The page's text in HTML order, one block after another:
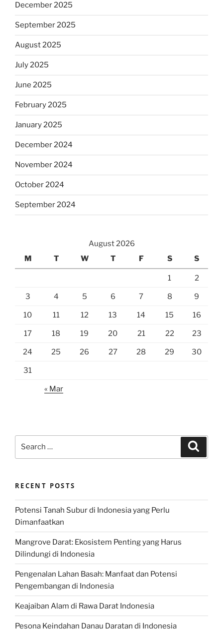
December 2025
September 2025
August 2025
July 2025
June 2025
February 2025
January 2025
December 2024
November 2024
October 2024
September 2024
August 2026
M
T W T F S S
1 2
3 4 5 6 7 8 9
10 11 12 13 14 15 16
17 18 19 20 21 22 23
24 25 26 27 28 29 30
31
« Mar
RECENT POSTS
Potensi Tanah Subur di Indonesia yang Perlu
Dimanfaatkan
Mangrove Darat: Ekosistem Penting yang Harus
Dilindungi di Indonesia
Pengenalan Lahan Basah: Manfaat dan Potensi
Pengembangan di Indonesia
Keajaiban Alam di Rawa Darat Indonesia
Pesona Keindahan Danau Daratan di Indonesia